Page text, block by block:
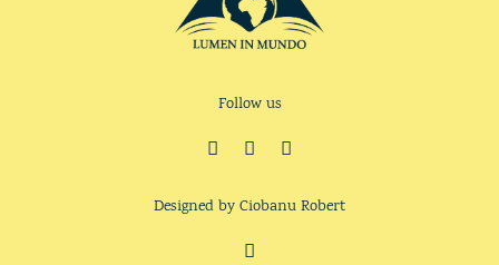
Follow us
Designed by Ciobanu Robert